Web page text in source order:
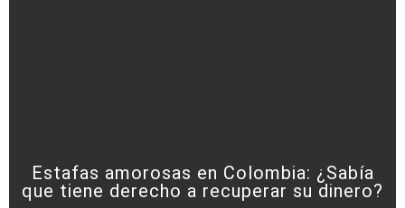
Estafas amorosas en Colombia: ¿Sabía
que tiene derecho a recuperar su dinero?